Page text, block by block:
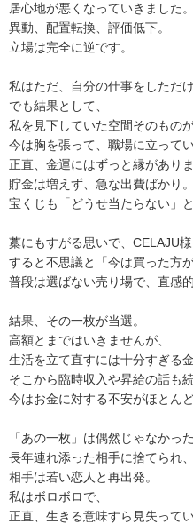
居心地が悪くなっていきました。
異動、配置転換、評価低下。
立場は完全に逆です。
私はただ、自分の仕事をしただけ
でも結果として、
私を見下していた空間そのもの
今は胸を張って、職場に立ってい
正直、金運にはずっと縁があり
貯金は増えず、急な出費ばかり。
宝くじも「どうせ当たらない」
藁にもすがる思いで、CELAJU
すると不思議と「今は買った方
普段は選ばない売り場で、直感
結果、その一枚が当選。
高額とまではいきませんが、
生活を立て直すには十分すぎる金
そこから臨時収入や昇給の話も続
今はお金に対する不安がほとん
「あの一枚」は偶然じゃなかっ
長年連れ添った相手に捨てられ、
相手は若い恋人と再出発。
私はボロボロで、
正直、生きる意味すら見失ってい